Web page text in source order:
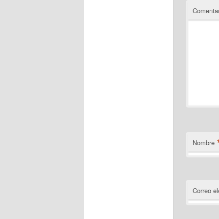
Nombre
Correo